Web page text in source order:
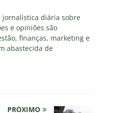
jornalística diária sobre
e opiniões são
finanças, marketing e
abastecida de
PRÓXIMO